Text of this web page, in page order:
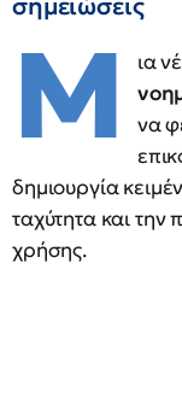
Μ ια
να
δημιουργία
ταχύτητα και την
χρήσης.